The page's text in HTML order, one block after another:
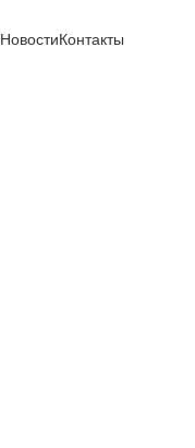
НовостиКонтакты